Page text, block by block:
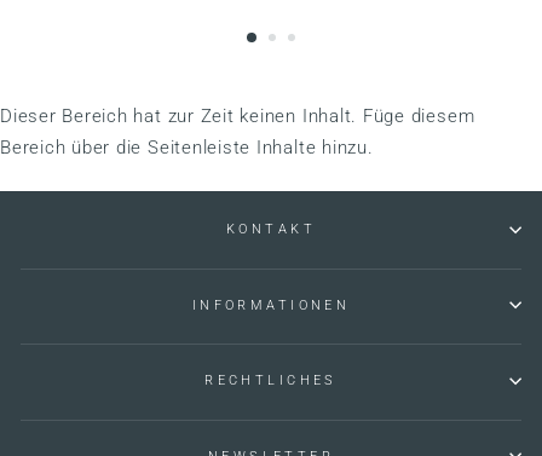
Dieser Bereich hat zur Zeit keinen Inhalt. Füge diesem
Bereich über die Seitenleiste Inhalte hinzu.
KONTAKT
INFORMATIONEN
RECHTLICHES